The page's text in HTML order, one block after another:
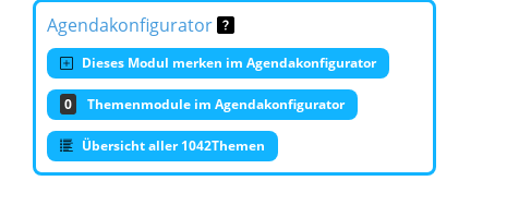
Agendakonfigurator
Dieses Modul merken im Agendakonfigurator
0 Themenmodule im Agendakonfigurator
Übersicht aller 1042Themen